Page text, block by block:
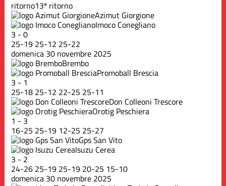
ritorno13ª ritorno
Azimut Giorgione
Imoco Conegliano
3 -0
25-19 25-12 25-22
domenica 30 novembre 2025
Brembo
Promoball Brescia
3 - 1
25-18 25-12 22-25 25-11
Don Colleoni Trescore
Orotig Peschiera
1 - 3
16-25 25-19 12-25 25-27
Gps San Vito
Isuzu Cerea
3 - 2
24-26 25-19 25-19 20-25 15-10
domenica 30 novembre 2025